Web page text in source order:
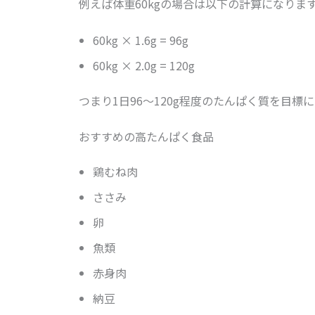
例えば体重60kgの場合は以下の計算になります
60kg × 1.6g = 96g
60kg × 2.0g = 120g
つまり1日96〜120g程度のたんぱく質を目標に
おすすめの高たんぱく食品
鶏むね肉
ささみ
卵
魚類
赤身肉
納豆